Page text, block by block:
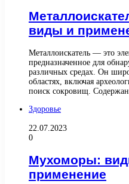
виды и
Металлоискатель — это
предназначенное для
различных средах. Он
областях, включая
поиск сокровищ.
Здоровье
22.07.2023
0
Мухоморы:
применение